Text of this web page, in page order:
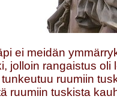
ei meidän
jolloin rangaistus
ruumiin
ruumiin tuskista